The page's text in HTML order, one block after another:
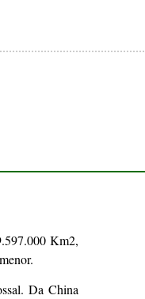
Km2,
Da China